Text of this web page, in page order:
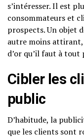
s’intéresser. Il est
consommateurs et
prospects. Un objet
autre moins attirant,
d’or qu’il faut à
Cibler les
public
D’habitude, la
que les clients sont